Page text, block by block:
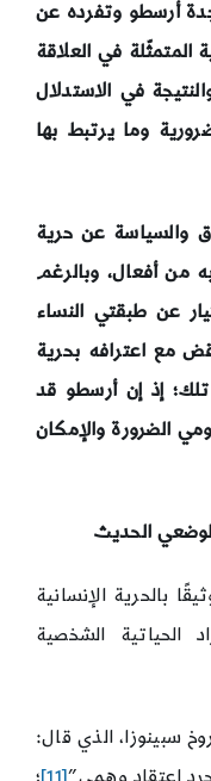
أرسطو وتفرده عن
في العلاقة
في الاستدلال
وما يرتبط بها
والسياسة عن حرية
من أفعال، وبالرغم
عن طبقتي النساء
مع اعترافه بحرية
تلك؛ إذ إن أرسطو قد
الضرورة والإمكان
الحديث
بالحرية الإنسانية
الحياتية الشخصية
سبينوزا، الذي قال: